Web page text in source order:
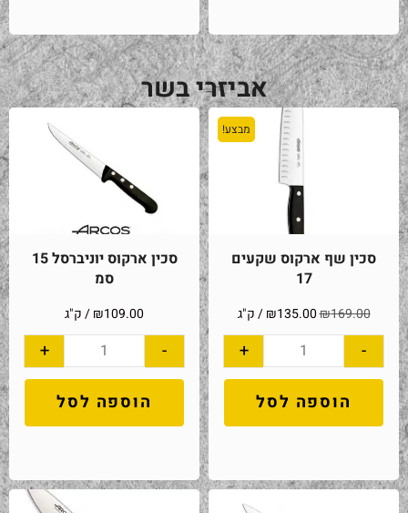
אביזרי בשר
מבצע!
סכין שף ארקוס שקעים
17
₪169.00
₪135.00 / ק"ג
-
+
הוספה לסל
סכין ארקוס יוניברסל 15
סמ
₪109.00 / ק"ג
-
+
הוספה לסל